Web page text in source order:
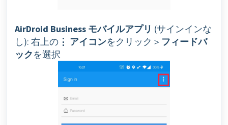
AirDroid Business モバイルアプリ (サインインな
し): 右上の ⋮ アイコンをクリック＞ フィードバ
ックを選択